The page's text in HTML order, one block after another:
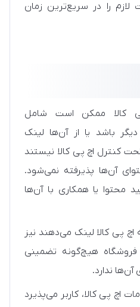
لازم را در سریع‌ترین زمان
پی کالا ممکن است شامل
باشد یا از آن‌ها لینک
کنترل اچ پی کالا نیستند
آن‌ها پذیرفته نمی‌شود.
محتوا یا همکاری با آن‌ها
پی کالا لینک می‌دهند نیز
هیچ‌گونه تضمینی
ندارد.
اچ پی کالا، کاربر می‌پذیرد